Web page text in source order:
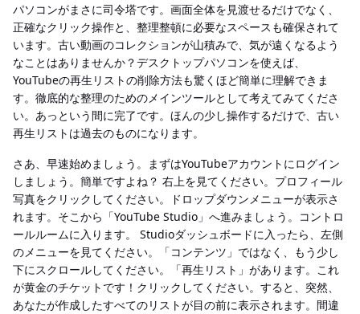
パソコンがまさに司令塔です。画面全体を見渡せるだけでなく、
正確なクリック操作と、整理整頓に必要なスペースも確保されて
います。古い動画のコレクションが山積みで、気が遠くなるよう
なことはありませんか？デスクトップパソコンを使えば、
YouTubeの再生リストの削除方法も驚くほど簡単に理解できま
す。徹底的な整理のためのメインツールとして考えてみてくださ
い。あっという間に完了です。ほんの少し操作するだけで、古い
再生リストは過去のものになります。
さあ、早速始めましょう。まずはYouTubeアカウントにログイン
しましょう。簡単ですよね？ 右上を見てください。プロフィール
写真をクリックしてください。ドロップダウンメニューが表示さ
れます。そこから「YouTube Studio」へ進みましょう。コントロ
ールルームに入ります。 Studioダッシュボードに入ったら、左側
のメニューを見てください。「コンテンツ」ではなく、もう少し
下にスクロールしてください。「再生リスト」があります。これ
が黄金のチケットです！クリックしてください。すると、突然、
あなたが作成したすべてのリストが目の前に表示されます。間違